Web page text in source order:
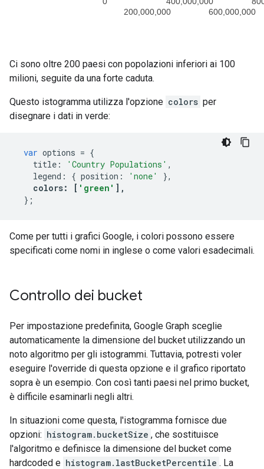
Ci sono oltre 200 paesi con popolazioni inferiori ai 100
milioni, seguite da una forte caduta.
Questo istogramma utilizza l'opzione colors per
disegnare i dati in verde:
var options = {
title : 'Country Populations' ,
legend : { position : 'none'
},
colors: [ 'green' ],
};
Come per tutti i grafici Google, i colori possono essere
specificati come nomi in inglese o come valori esadecimali.
Controllo dei bucket
Per impostazione predefinita, Google Graph sceglie
automaticamente la dimensione del bucket utilizzando un
noto algoritmo per gli istogrammi. Tuttavia, potresti voler
eseguire l'override di questa opzione e il grafico riportato
sopra è un esempio. Con così tanti paesi nel primo bucket,
è difficile esaminarli negli altri.
In situazioni come questa, l'istogramma fornisce due
opzioni: histogram.bucketSize , che sostituisce
l'algoritmo e definisce la dimensione del bucket come
hardcoded e histogram.lastBucketPercentile . La